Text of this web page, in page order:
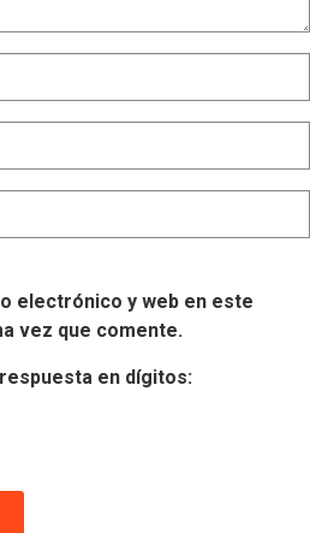
electrónico y web en este
vez que comente.
en dígitos: